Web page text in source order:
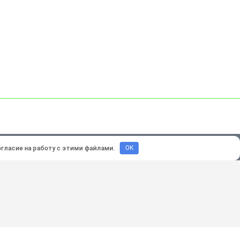
Разработка и продвижение:Lukevium
на работу с этими файлами. OK